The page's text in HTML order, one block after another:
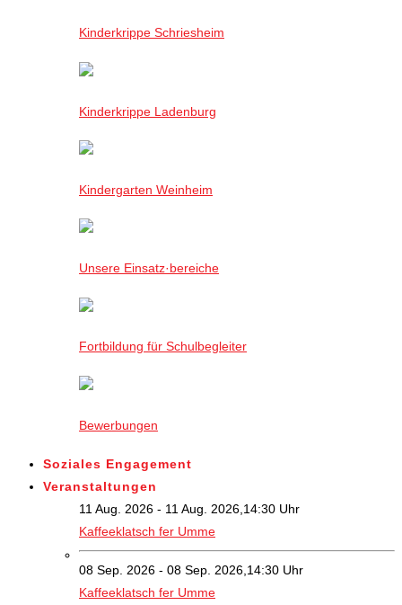
Kinderkrippe Schriesheim
Kinderkrippe Ladenburg
Kindergarten Weinheim
Unsere Einsatz·bereiche
Fortbildung für Schulbegleiter
Bewerbungen
Soziales Engagement
Veranstaltungen
11 Aug. 2026 - 11 Aug. 2026,14:30 Uhr
Kaffeeklatsch fer Umme
08 Sep. 2026 - 08 Sep. 2026,14:30 Uhr
Kaffeeklatsch fer Umme